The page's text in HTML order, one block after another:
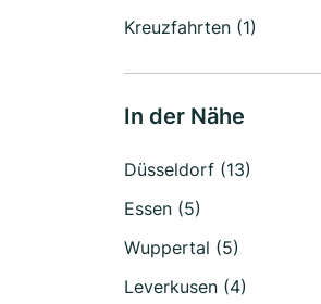
Kreuzfahrten (1)
In der Nähe
Düsseldorf (13)
Essen (5)
Wuppertal (5)
Leverkusen (4)